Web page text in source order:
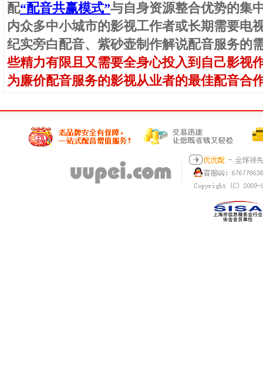
配“配音共赢模式”与自身资源整合优势的集
内众多中小城市的影视工作者或长期需要电
纪实旁白配音、紫砂壶制作解说配音服务的
些精力有限且又需要全身心投入到自己影视
为廉价配音服务的影视从业者的最佳配音合